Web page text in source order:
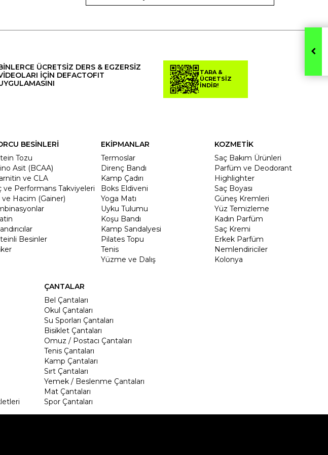
ÜCRETSİZ DERS & EGZERSİZ
İÇİN DEFACTOFIT
TARA &
ÜCRETSİZ
İNDİR!
BESİNLERİ
Tozu
Asit (BCAA)
ve CLA
ve Performans Takviyeleri
ve Hacim (Gainer)
Besinler
EKİPMANLAR
Termoslar
Direnç Bandı
Kamp Çadırı
Boks Eldiveni
Yoga Matı
Uyku Tulumu
Koşu Bandı
Kamp Sandalyesi
Pilates Topu
Tenis
Yüzme ve Dalış
KOZMETİK
Saç Bakım Ürünleri
Parfüm ve Deodorant
Highlighter
Saç Boyası
Güneş Kremleri
Yüz Temizleme
Kadın Parfüm
Saç Kremi
Erkek Parfüm
Nemlendiriciler
Kolonya
ÇANTALAR
Bel Çantaları
Okul Çantaları
Su Sporları Çantaları
Bisiklet Çantaları
Omuz / Postacı Çantaları
Tenis Çantaları
Kamp Çantaları
Sırt Çantaları
Yemek / Beslenme Çantaları
Mat Çantaları
Spor Çantaları